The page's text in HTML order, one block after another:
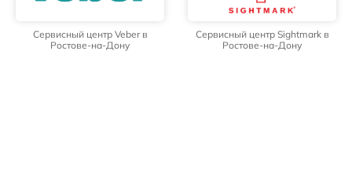
Сервисный центр Veber в
Ростове-на-Дону
Сервисный центр Sightmark в
Ростове-на-Дону